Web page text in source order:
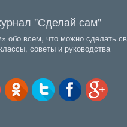
"Сделай сам"
обо всем, что можно сделать
советы и руководства